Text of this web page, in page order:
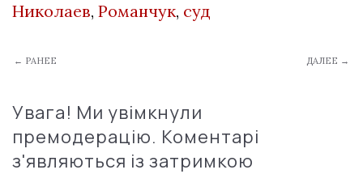
Николаев, Романчук, суд
← РАНЕЕ ДАЛЕЕ →
Увага! Ми увімкнули
премодерацію. Коментарі
з'являються із затримкою